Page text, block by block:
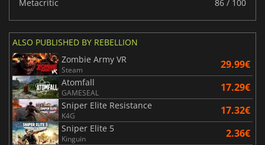
Metacritic
86 / 100
ALSO PUBLISHED BY REBELLION
Zombie Army VR
Steam 29.99€
Atomfall
GAMESEAL 17.29€
Sniper Elite Resistance
K4G 17.32€
Sniper Elite 5
Kinguin 2.36€